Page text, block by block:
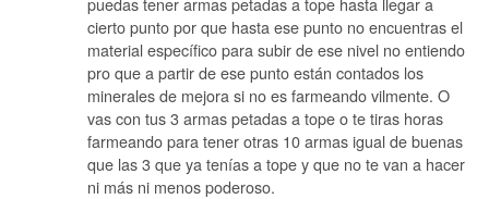
cierto punto por que hasta ese punto no encuentras el
material específico para subir de ese nivel no entiendo
pro que a partir de ese punto están contados los
minerales de mejora si no es farmeando vilmente. O
vas con tus 3 armas petadas a tope o te tiras horas
farmeando para tener otras 10 armas igual de buenas
que las 3 que ya tenías a tope y que no te van a hacer
ni más ni menos poderoso.